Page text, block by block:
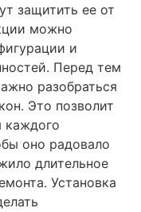
защитить ее от
можно
и
Перед тем
разобраться
Это позволит
каждого
оно радовало
длительное
Установка